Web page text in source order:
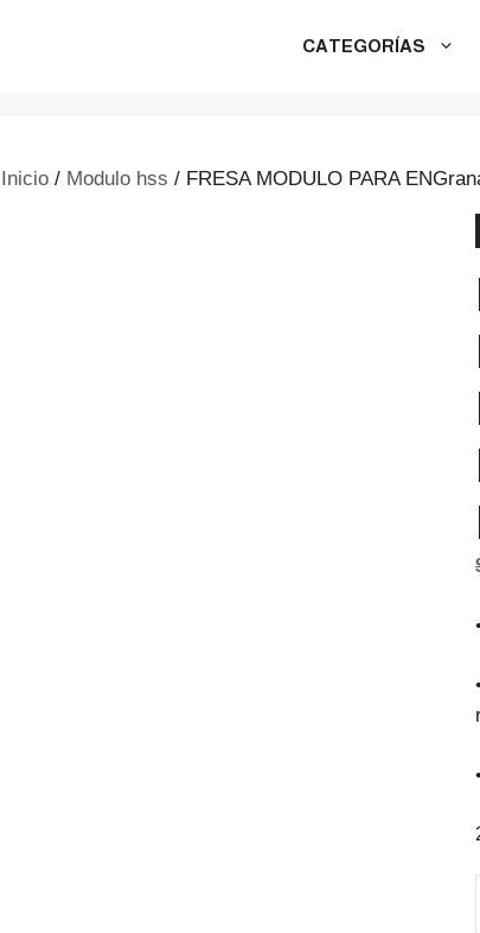
CATEGORÍAS
Inicio / Modulo hss / FRESA MODULO PARA